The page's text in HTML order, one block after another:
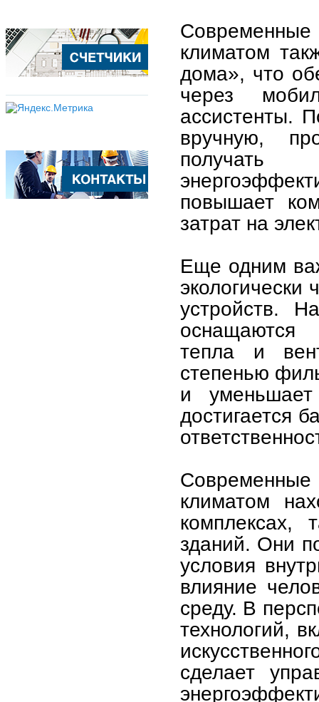
Современные
климатом
дома», что
через
ассистенты.
вручную,
получать
повышает
затрат на
Еще одним
экологически
устройств.
оснащаются
тепла и
степенью
и уменьшает
достигается
Современные
климатом
комплексах,
зданий. Они
условия
влияние
среду. В
технологий,
сделает